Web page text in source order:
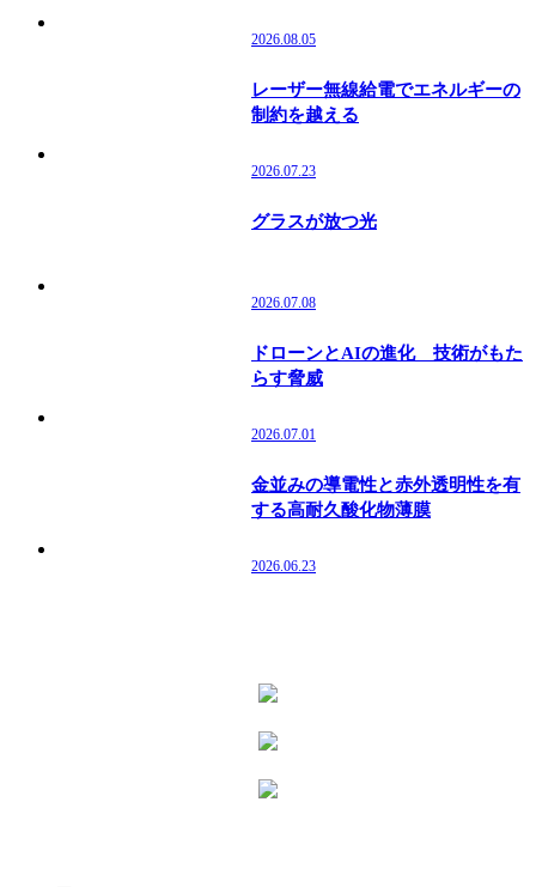
2026.08.05
レーザー無線給電でエネルギーの
制約を越える
2026.07.23
グラスが放つ光
2026.07.08
ドローンとAIの進化 技術がもた
らす脅威
2026.07.01
金並みの導電性と赤外透明性を有
する高耐久酸化物薄膜
2026.06.23